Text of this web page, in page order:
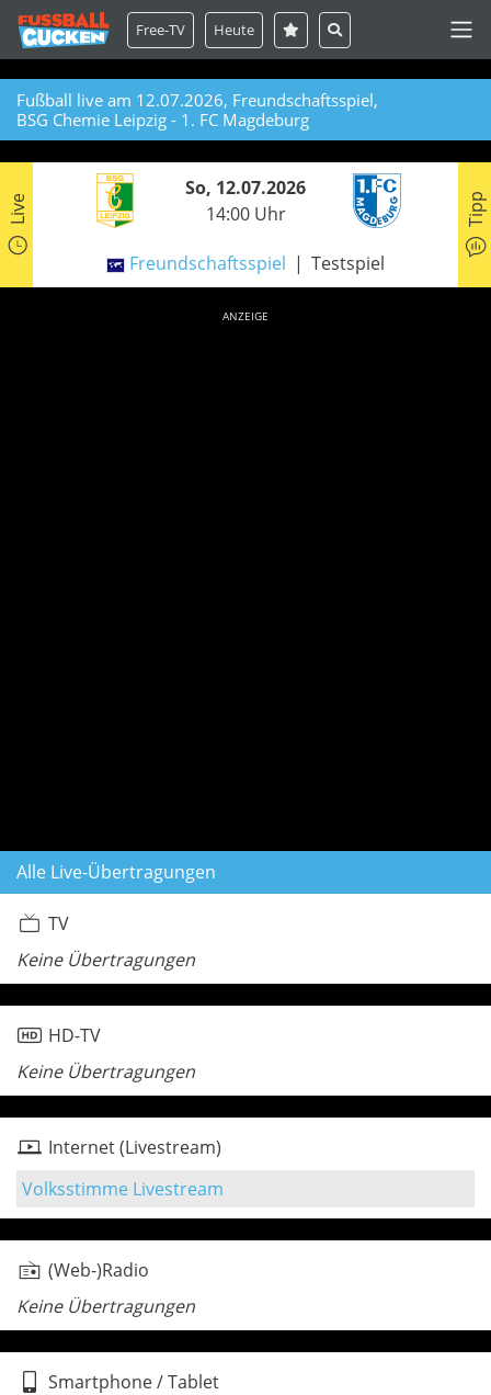
Free-TV Heute
Fußball live am 12.07.2026, Freundschaftsspiel,
BSG Chemie Leipzig - 1. FC Magdeburg
Live
So, 12.07.2026
14:00 Uhr
Freundschaftsspiel Testspiel
Tipp
ANZEIGE
Alle Live-Übertragungen
TV
Keine Übertragungen
HD-TV
Keine Übertragungen
Internet (Livestream)
Volksstimme Livestream
(Web-)Radio
Keine Übertragungen
Smartphone / Tablet